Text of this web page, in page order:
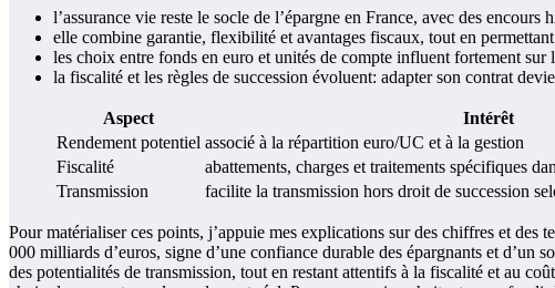
l’assurance vie reste le socle de l’épargne en France, avec des
elle combine garantie, flexibilité et avantages fiscaux, tout en
les choix entre fonds en euro et unités de compte influent fortement sur
la fiscalité et les règles de succession évoluent: adapter son contrat
Aspect Intérêt
Rendement potentiel associé à la répartition euro/UC et à la gestion
Fiscalité
abattements, charges et traitements spécifiques
Transmission
facilite la transmission hors droit de succession
Pour matérialiser ces points, j’appuie mes explications sur des chiffres et des
000 milliards d’euros, signe d’une confiance durable des épargnants et d’un
des potentialités de transmission, tout en restant attentifs à la fiscalité et au